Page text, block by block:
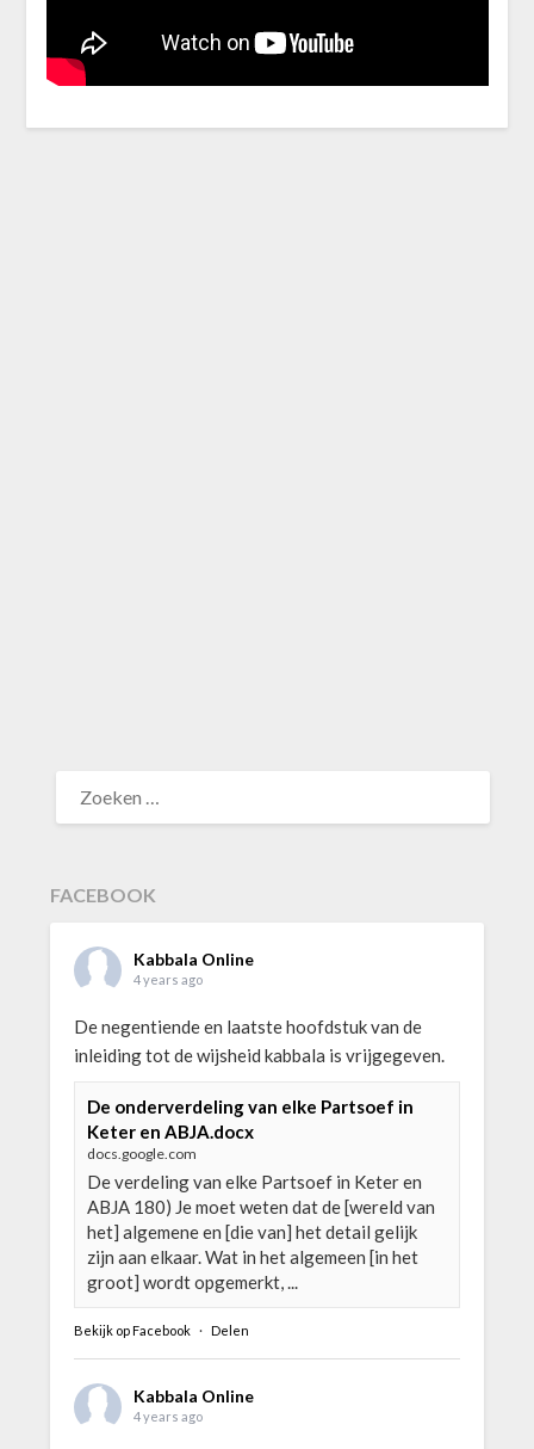
NAAR:
FACEBOOK
Kabbala Online
4 years ago
De negentiende en laatste hoofdstuk van de
inleiding tot de wijsheid kabbala is vrijgegeven.
De onderverdeling van elke Partsoef in
Keter en ABJA.docx
docs.google.com
De verdeling van elke Partsoef in Keter en
ABJA 180) Je moet weten dat de [wereld van
het] algemene en [die van] het detail gelijk
zijn aan elkaar. Wat in het algemeen [in het
groot] wordt opgemerkt, ...
Bekijk op Facebook · Delen
Kabbala Online
4 years ago